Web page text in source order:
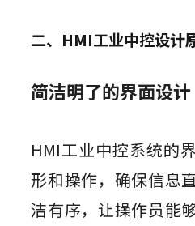
二、HMI工业中控设计
简洁明了的界面设计
HMI工业中控系统的
形和操作，确保信息
洁有序，让操作员能